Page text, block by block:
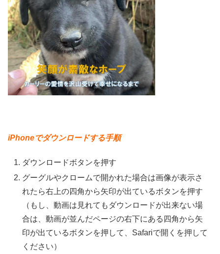
iPhoneでダウンロードする手順
ダウンロードボタンを押す
グーグルやクロームで開かれた場合は画像が表示さ
れたら右上の四角から矢印が出ているボタンを押す
（もし、動画は見れてもダウンロードが出来ない場
合は、動画が並んだページの右下にある四角から矢
印が出ているボタンを押して、Safariで開くを押して
ください）